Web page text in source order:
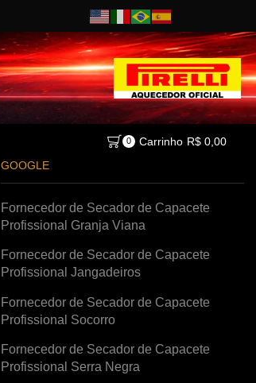
0 Carrinho R$0,00
GOOGLE
Fornecedor de Secador de Capacete
Profissional Granja Viana
Fornecedor de Secador de Capacete
Profissional Jangadeiros
Fornecedor de Secador de Capacete
Profissional Socorro
Fornecedor de Secador de Capacete
Profissional Serra Negra